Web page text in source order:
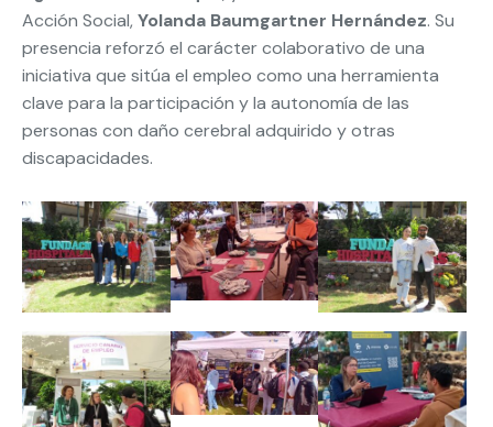
Acción Social, Yolanda Baumgartner Hernández. Su
presencia reforzó el carácter colaborativo de una
iniciativa que sitúa el empleo como una herramienta
clave para la participación y la autonomía de las
personas con daño cerebral adquirido y otras
discapacidades.